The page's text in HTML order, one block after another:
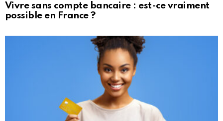
Vivre sans compte bancaire : est-ce vraiment
possible en France ?